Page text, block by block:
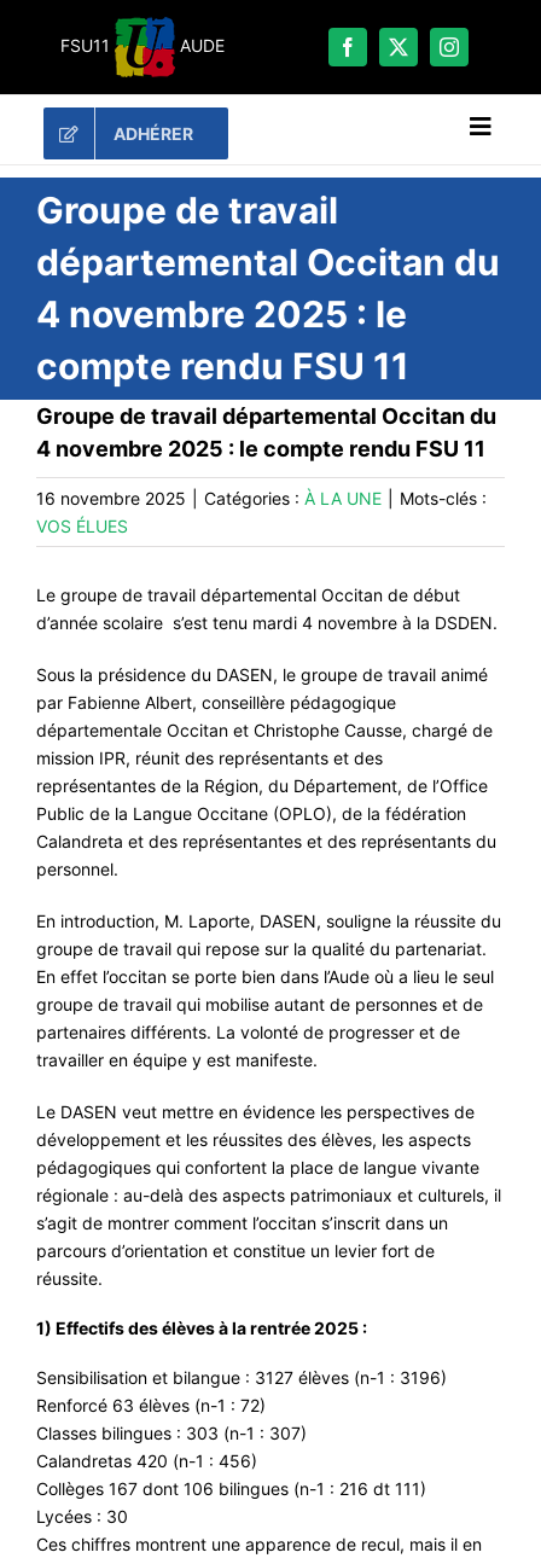
FSU11 AUDE
ADHÉRER
RECHERCHER:
LES UNES
#ACTUALITÉS
LA FSU 11
DOSSIERS
PUBLICATIONS
CONTACT
#FORMATION
#ÉLECTIONS
#MÉDIAS
#DÉBATS
#PRESSE
Groupe de travail
départemental Occitan du
4 novembre 2025 : le
compte rendu FSU 11
Groupe de travail départemental Occitan du
4 novembre 2025 : le compte rendu FSU 11
16 novembre 2025 Catégories : À LA UNE
Mots-clés :
VOS ÉLUES
Le groupe de travail départemental Occitan de début
d’année scolaire s’est tenu mardi 4 novembre à la DSDEN.
Sous la présidence du DASEN, le groupe de travail animé
par Fabienne Albert, conseillère pédagogique
départementale Occitan et Christophe Causse, chargé de
mission IPR, réunit des représentants et des
représentantes de la Région, du Département, de l’Office
Public de la Langue Occitane (OPLO), de la fédération
Calandreta et des représentantes et des représentants du
personnel.
En introduction, M. Laporte, DASEN, souligne la réussite du
groupe de travail qui repose sur la qualité du partenariat.
En effet l’occitan se porte bien dans l’Aude où a lieu le seul
groupe de travail qui mobilise autant de personnes et de
partenaires différents. La volonté de progresser et de
travailler en équipe y est manifeste.
Le DASEN veut mettre en évidence les perspectives de
développement et les réussites des élèves, les aspects
pédagogiques qui confortent la place de langue vivante
régionale : au-delà des aspects patrimoniaux et culturels, il
s’agit de montrer comment l’occitan s’inscrit dans un
parcours d’orientation et constitue un levier fort de
réussite.
1) Effectifs des élèves à la rentrée 2025 :
Sensibilisation et bilangue : 3127 élèves (n-1 : 3196)
Renforcé 63 élèves (n-1 : 72)
Classes bilingues : 303 (n-1 : 307)
Calandretas 420 (n-1 : 456)
Collèges 167 dont 106 bilingues (n-1 : 216 dt 111)
Lycées : 30
Ces chiffres montrent une apparence de recul, mais il en